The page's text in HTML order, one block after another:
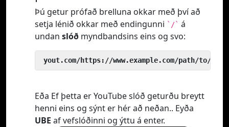
Þú getur prófað brelluna okkar með því að
setja lénið okkar með endingunni `/` á
undan slóð myndbandsins eins og svo:
yout.com/https://www.example.com/path/to/
Eða Ef þetta er YouTube slóð geturðu breytt
henni eins og sýnt er hér að neðan.. Eyða
UBE af vefslóðinni og ýttu á enter.